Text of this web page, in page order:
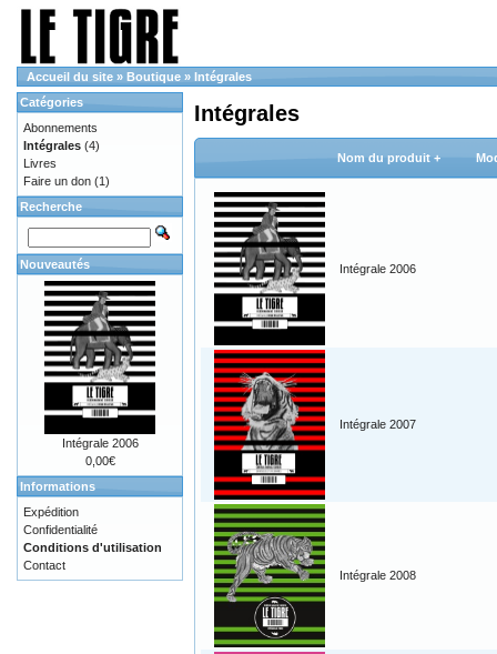
Accueil du site » Boutique » Intégrales
Intégrales
Nom du produit +
Intégrale 2006
Intégrale 2007
Intégrale 2008
Catégories
Abonnements
Intégrales (4)
Livres
Faire un don (1)
Recherche
Nouveautés
Intégrale 2006
0,00€
Informations
Expédition
Confidentialité
Conditions d'utilisation
Contact